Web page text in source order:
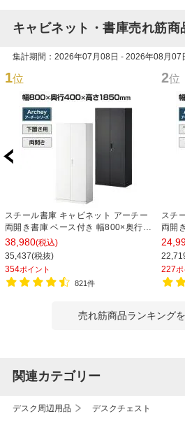
キャビネット・書庫売れ筋商
集計期間：2026年07月08日 - 2026年08月07
1位
スチール書庫 キャビネット アーチー
両開き書庫 ベース付き 幅800×奥行
400×高さ1850mm
38,980(税込)
35,437(税抜)
354ポイント
821件
2位
スチ
両開
800×
227ポ
売れ筋商品ランキング
関連カテゴリー
デスク周辺用品 デスクチェスト